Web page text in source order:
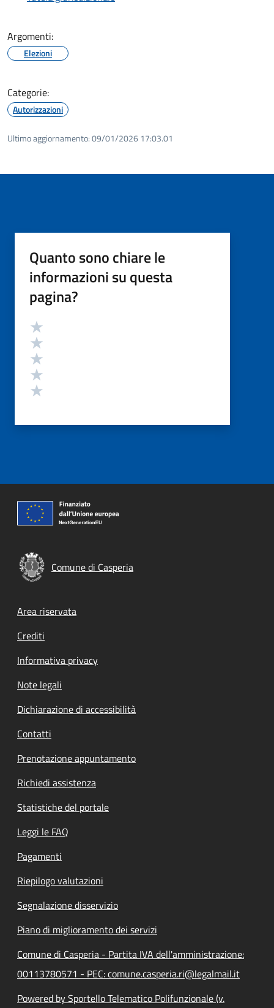
Argomenti:
Elezioni
Categorie:
Autorizzazioni
Ultimo aggiornamento:09/01/2026 17:03.01
Quanto sono chiare le
informazioni su questa
pagina?
Valutazione
Comune di Casperia
Footer menu
Area riservata
Crediti
Informativa privacy
Note legali
Dichiarazione di accessibilità
Contatti
Prenotazione appuntamento
Richiedi assistenza
Statistiche del portale
Leggi le FAQ
Pagamenti
Riepilogo valutazioni
Segnalazione disservizio
Piano di miglioramento dei servizi
Comune di Casperia - Partita IVA dell'amministrazione:
00113780571 - PEC: comune.casperia.ri@legalmail.it
Powered by Sportello Telematico Polifunzionale (v.